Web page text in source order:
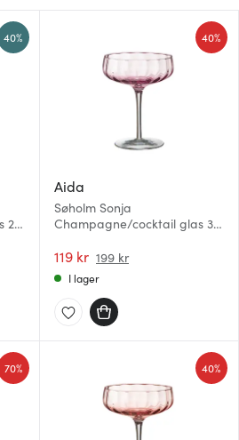
20
40%
Aida
Søholm Sonja
Champagne/cocktail glas 30
119 kr 199 kr
40%
I lager
70% 40%